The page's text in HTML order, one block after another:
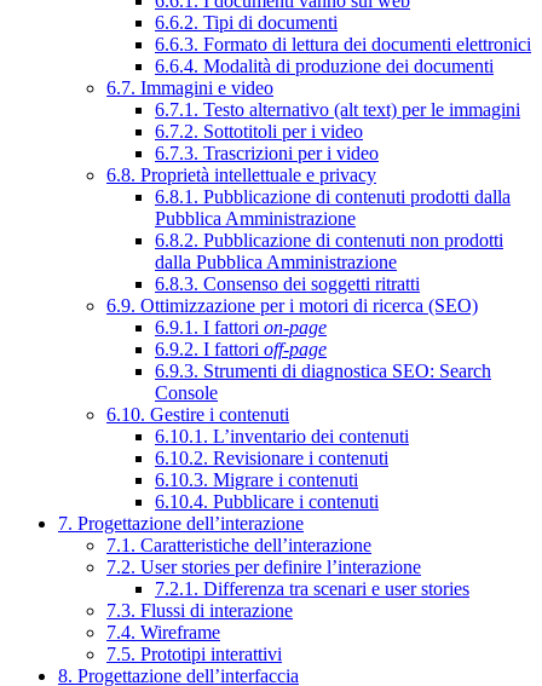
6.6.2. Tipi di documenti
6.6.3. Formato di lettura dei documenti elettronici
6.6.4. Modalità di produzione dei documenti
6.7. Immagini e video
6.7.1. Testo alternativo (alt text) per le immagini
6.7.2. Sottotitoli per i video
6.7.3. Trascrizioni per i video
6.8. Proprietà intellettuale e privacy
6.8.1. Pubblicazione di contenuti prodotti dalla
Pubblica Amministrazione
6.8.2. Pubblicazione di contenuti non prodotti
dalla Pubblica Amministrazione
6.8.3. Consenso dei soggetti ritratti
6.9. Ottimizzazione per i motori di ricerca (SEO)
6.9.1. I fattori on-page
6.9.2. I fattori off-page
6.9.3. Strumenti di diagnostica SEO: Search
Console
6.10. Gestire i contenuti
6.10.1. L’inventario dei contenuti
6.10.2. Revisionare i contenuti
6.10.3. Migrare i contenuti
6.10.4. Pubblicare i contenuti
7. Progettazione dell’interazione
7.1. Caratteristiche dell’interazione
7.2. User stories per definire l’interazione
7.2.1. Differenza tra scenari e user stories
7.3. Flussi di interazione
7.4. Wireframe
7.5. Prototipi interattivi
8. Progettazione dell’interfaccia